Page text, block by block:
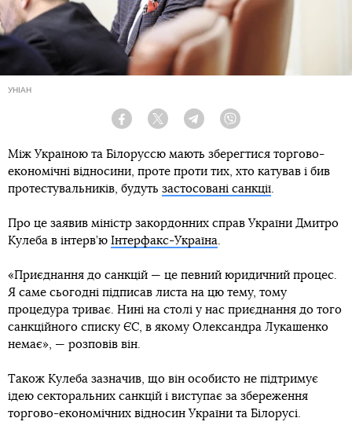
УНІАН
Facebook Twitter Telegram
Між Україною та Білоруссю мають зберегтися торгово-
економічні відносини, проте проти тих, хто катував і бив
протестувальників, будуть застосовані санкції
Про це заявив міністр закордонних справ України Дмитро
Кулеба в інтерв’ю Інтерфакс-Україна
«Приєднання до санкцій — це певний юридичний процес.
Я саме сьогодні підписав листа на цю тему, тому
процедура триває. Нині на столі у нас приєднання до того
санкційного списку ЄС, в якому Олександра Лукашенко
немає», — розповів він.
Також Кулеба зазначив, що він особисто не підтримує
ідею секторальних санкцій і виступає за збереження
торгово-економічних відносин України та Білорусі.